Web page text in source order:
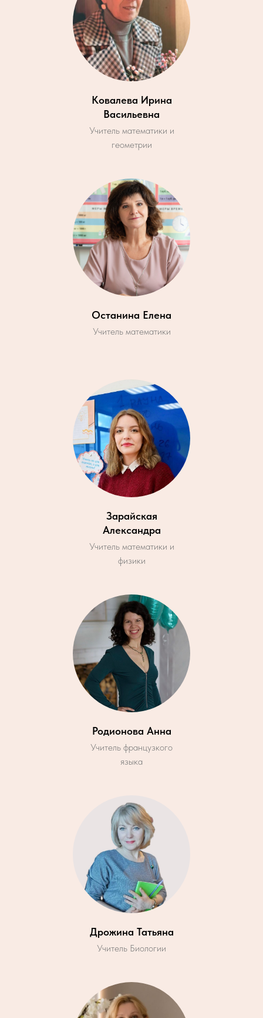
Ковалева Ирина
Васильевна
Учитель математики и
геометрии
Останина Елена
Учитель математики
Зарайская
Александра
Учитель математики и
физики
Родионова Анна
Учитель французкого
языка
Дрожина Татьяна
Учитель Биологии